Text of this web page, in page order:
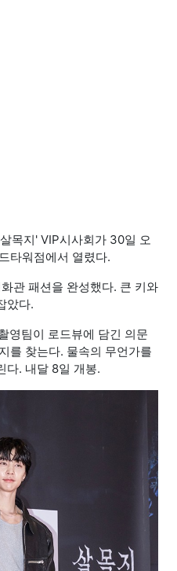
목지' VIP시사회가 30일 오
타워점에서 열렸다.
관 패션을 완성했다. 큰 키와
았다.
영팀이 로드뷰에 담긴 의문
를 찾는다. 물속의 무언가를
다. 내달 8일 개봉.